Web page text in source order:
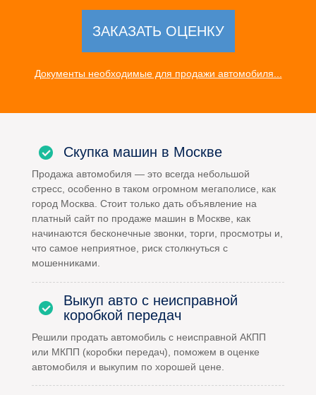
Документы необходимые для продажи автомобиля...
Скупка машин в Москве
Продажа автомобиля — это всегда небольшой
стресс, особенно в таком огромном мегаполисе, как
город Москва. Стоит только дать объявление на
платный сайт по продаже машин в Москве, как
начинаются бесконечные звонки, торги, просмотры и,
что самое неприятное, риск столкнуться с
мошенниками.
Выкуп авто с неисправной
коробкой передач
Решили продать автомобиль с неисправной АКПП
или МКПП (коробки передач), поможем в оценке
автомобиля и выкупим по хорошей цене.